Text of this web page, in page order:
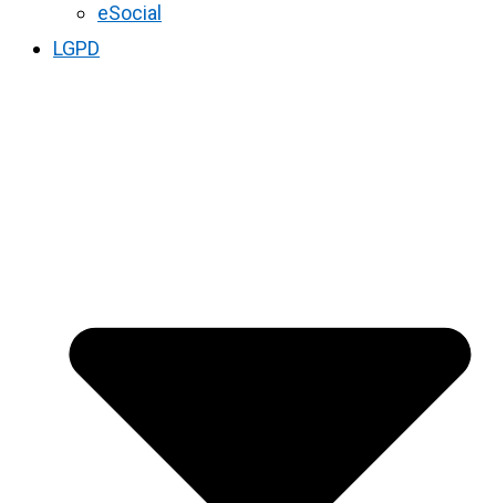
eSocial
LGPD